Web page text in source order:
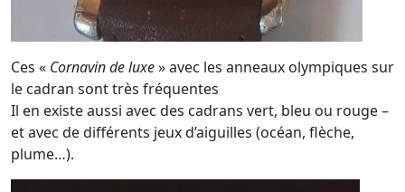
Ces « Cornavin de luxe» avec les anneaux olympiques sur
le cadran sont très fréquentes
Il en existe aussi avec des cadrans vert, bleu ou rouge –
et avec de différents jeux d’aiguilles (océan, flèche,
plume…).